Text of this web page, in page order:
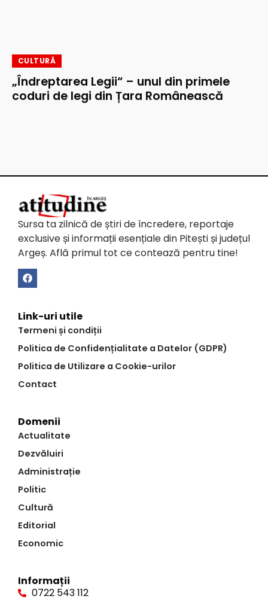
CULTURĂ
„Îndreptarea Legii“ – unul din primele
coduri de legi din Țara Românească
Sursa ta zilnică de știri de încredere, reportaje
exclusive și informații esențiale din Pitești și județul
Argeș. Află primul tot ce contează pentru tine!
Link-uri utile
Termeni și condiții
Politica de Confidențialitate a Datelor (GDPR)
Politica de Utilizare a Cookie-urilor
Contact
Domenii
Actualitate
Dezvăluiri
Administrație
Politic
Cultură
Editorial
Economic
Informații
0722 543 112